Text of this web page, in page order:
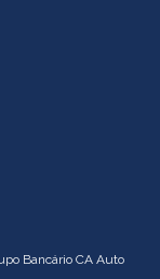
Bancário CA Auto